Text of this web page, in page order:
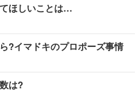
ほしいことは…
?イマドキのプロポーズ事情
は?